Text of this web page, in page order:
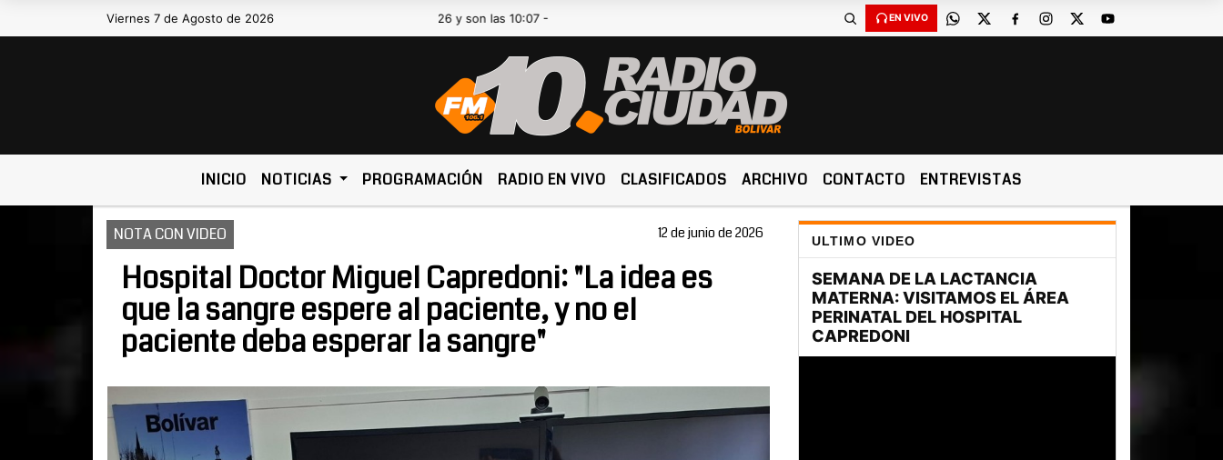
Viernes 7 de Agosto de 2026Hoy es Viernes 7 de Agosto de 2026 y son las 10:07 - EN VIVO
INICIO NOTICIAS PROGRAMACIÓN RADIO EN VIVO CLASIFICADOS ARCHIVO CONTACTO ENTREVISTAS
NOTA CON VIDEO 12 de junio de 2026
Hospital Doctor Miguel Capredoni: "La idea es
que la sangre espere al paciente, y no el
paciente deba esperar la sangre"
ULTIMO VIDEO